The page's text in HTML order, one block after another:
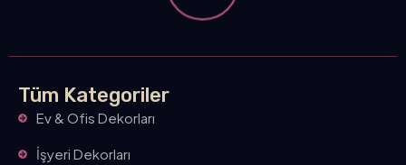
Tüm Kategoriler
Ev & Ofis Dekorları
İşyeri Dekorları